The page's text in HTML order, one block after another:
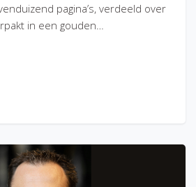
pagina’s, verdeeld over
in een gouden…